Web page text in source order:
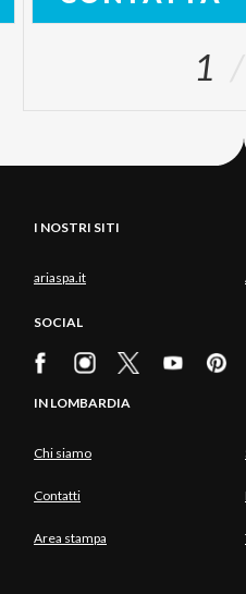
1
I NOSTRI SITI
ariaspa.it
SOCIAL
IN LOMBARDIA
Chi siamo
Contatti
Area stampa